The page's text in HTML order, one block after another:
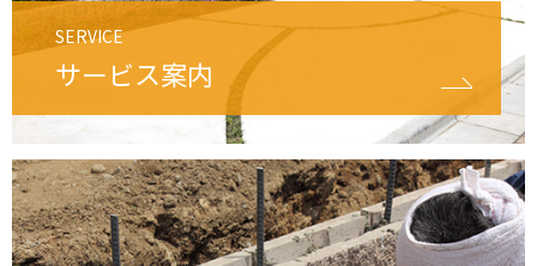
SERVICE
サービス案内